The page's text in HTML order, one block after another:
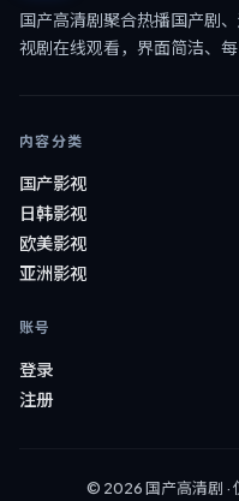
国产高清剧聚合热播国产剧
视剧在线观看，界面简洁、每
内容分类
国产影视
日韩影视
欧美影视
亚洲影视
账号
登录
注册
© 2026国产高清剧 ·